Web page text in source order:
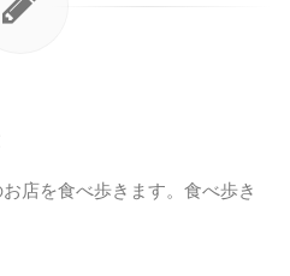
店を食べ歩きます。食べ歩き